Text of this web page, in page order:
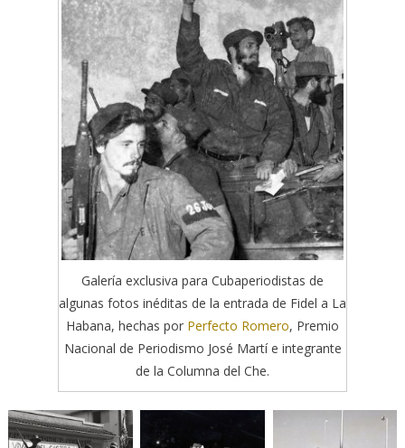
Galería exclusiva para Cubaperiodistas de
algunas fotos inéditas de la entrada de Fidel a La
Habana, hechas por Perfecto Romero, Premio
Nacional de Periodismo José Martí e integrante
de la Columna del Che.